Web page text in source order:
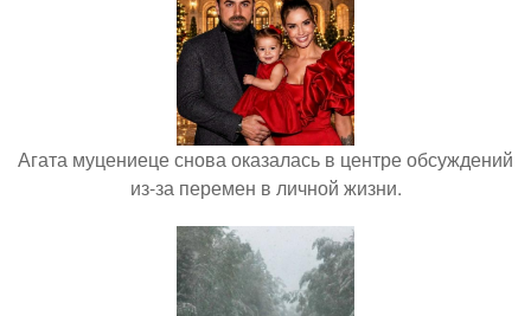
Агата муцениеце снова оказалась в центре обсуждений
из-за перемен в личной жизни.